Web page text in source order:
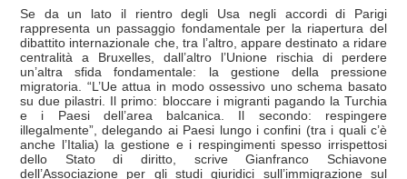
Se da un lato il rientro degli Usa negli accordi di Parigi
rappresenta un passaggio fondamentale per la riapertura del
dibattito internazionale che, tra l’altro, appare destinato a ridare
centralità a Bruxelles, dall’altro l’Unione rischia di perdere
un’altra sfida fondamentale: la gestione della pressione
migratoria. “L’Ue attua in modo ossessivo uno schema basato
su due pilastri. Il primo: bloccare i migranti pagando la Turchia
e i Paesi dell’area balcanica. Il secondo: respingere
illegalmente”, delegando ai Paesi lungo i confini (tra i quali c’è
anche l’Italia) la gestione e i respingimenti spesso irrispettosi
dello Stato di diritto, scrive Gianfranco Schiavone
dell’Associazione per gli studi giuridici sull’immigrazione sul